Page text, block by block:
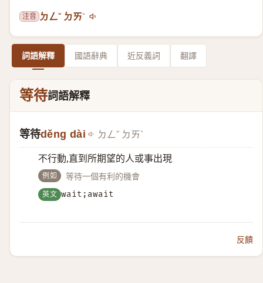
注音 ㄉㄥˇ ㄉㄞˋ
詞語解釋 國語辭典 近反義詞 翻譯
等待詞語解釋
等待děng dài ㄉㄥˇ ㄉㄞˋ
不行動,直到所期望的人或事出現
例如 等待一個有利的機會
英文 wait;await
反饋